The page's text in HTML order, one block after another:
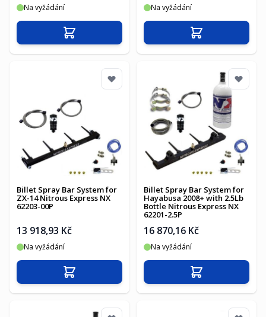
Na vyžádání
Přidat do košíku
Na vyžádání
Přidat do košíku
Billet Spray Bar System for
ZX-14 Nitrous Express NX
62203-00P
13 918,93 Kč
Na vyžádání
Přidat do košíku
Billet Spray Bar System for
Hayabusa 2008+ with 2.5Lb
Bottle Nitrous Express NX
62201-2.5P
16 870,16 Kč
Na vyžádání
Přidat do košíku